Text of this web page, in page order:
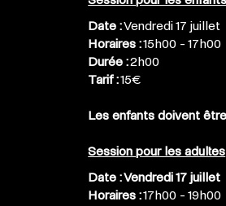
Date :Vendredi 17 juillet
Horaires :15h00 - 17h00
Durée :2h00
Tarif :15€
Les enfants doivent
Session pour les adultes
Date : Vendredi 17 juillet
Horaires :17h00 - 19h00